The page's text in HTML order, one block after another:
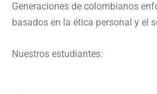
Generaciones de colombianos
basados en la ética personal y el
Nuestros estudiantes: